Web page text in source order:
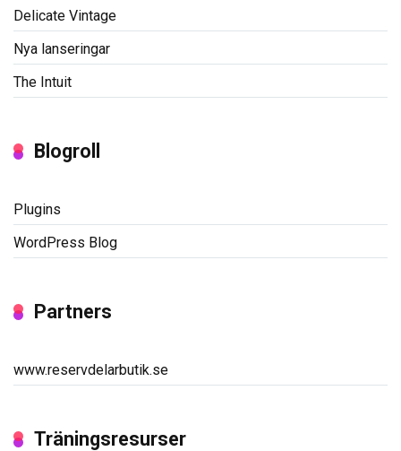
Delicate Vintage
Nya lanseringar
The Intuit
Blogroll
Plugins
WordPress Blog
Partners
www.reservdelarbutik.se
Träningsresurser